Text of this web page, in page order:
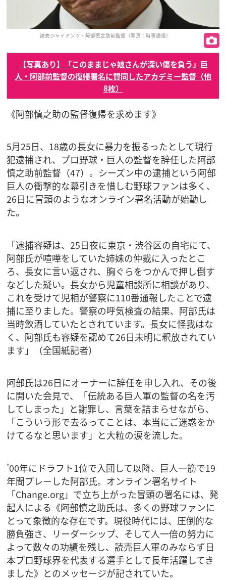
読売ジャイアンツ・阿部慎之助前監督（写真：時事通信）
【写真あり】「このままじゃ娘さんが深い傷を負う」巨
人・阿部前監督の復帰署名に賛同したアカデミー監督（他
8枚）
《阿部慎之助の監督復帰を求めます》
5月25日、18歳の長女に暴力を振るったとして現行
犯逮捕され、プロ野球・巨人の監督を辞任した阿部
慎之助前監督（47）。シーズン中の逮捕という阿部
巨人の衝撃的な幕引きを惜しむ野球ファンは多く、
26日に冒頭のようなオンライン署名活動が始動し
た。
「逮捕容疑は、25日夜に東京・渋谷区の自宅にて、
阿部氏が喧嘩をしていた姉妹の仲裁に入ったとこ
ろ、長女に言い返され、胸ぐらをつかんで押し倒す
などした疑い。長女から児童相談所に相談があり、
これを受けて児相が警察に110番通報したことで逮
捕に至りました。警察の呼気検査の結果、阿部氏は
当時飲酒していたとされています。長女に怪我はな
く、阿部氏も容疑を認めて26日未明に釈放されてい
ます」（全国紙記者）
阿部氏は26日にオーナーに辞任を申し入れ、その後
に開いた会見で、「伝統ある巨人軍の監督の名を汚
してしまった」と謝罪し、言葉を詰まらせながら、
「こういう形で去るってことは、本当にご迷惑をか
けてるなと思います」と大粒の涙を流した。
’00年にドラフト1位で入団して以降、巨人一筋で19
年間プレーした阿部氏。オンライン署名サイト
「Change.org」で立ち上がった冒頭の署名には、発
起人による《阿部慎之助氏は、多くの野球ファンに
とって象徴的な存在です。現役時代には、圧倒的な
勝負強さ、リーダーシップ、そして人一倍の努力に
よって数々の功績を残し、読売巨人軍のみならず日
本プロ野球界を代表する選手として長年活躍してき
ました》とのメッセージが記されていた。